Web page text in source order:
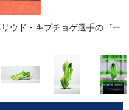
ウド・キプチョゲ選手のゴー